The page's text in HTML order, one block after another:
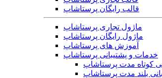
قالب رایگان پرستاشاپ
ماژول تجاری پرستاشاپ
ماژول رایگان پرستاشاپ
آموزش های پرستاشاپ
خدمات و پشتیبانی پرستاشاپ
کوتاه مدت پرستاشاپ
بلند مدت پرستاشاپ